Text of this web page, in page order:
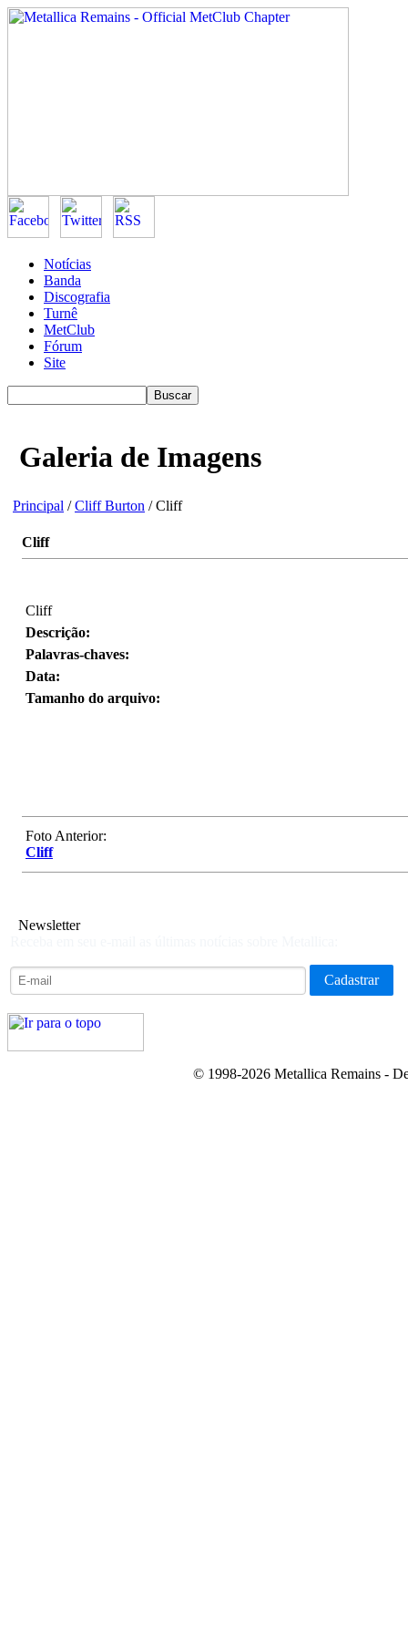
Notícias
Banda
Discografia
Turnê
MetClub
Fórum
Site
Galeria de Imagens
Principal /Cliff Burton / Cliff
Cliff
Cliff
Descrição:
Palavras-chaves:
Data:
Tamanho do arquivo:
Foto Anterior:
Cliff
Newsletter
© 1998-2026 Metallica Remains -